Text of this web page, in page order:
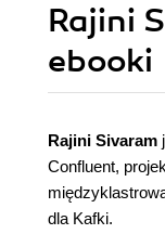
Rajini
ebooki
Rajini Sivaram
Confluent,
dla Kafki.